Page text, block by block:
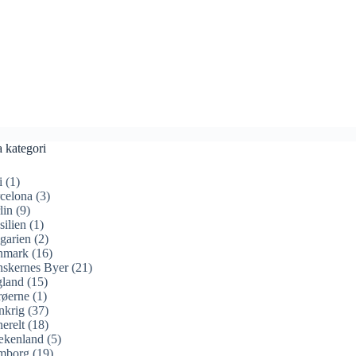
kategori
(1)
(3)
(9)
(1)
(2)
(16)
Byer(21)
(15)
(1)
(37)
(18)
(5)